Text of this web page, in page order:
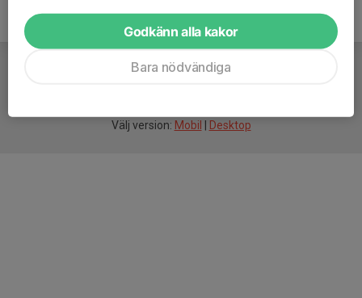
Välj version: Mobil Desktop
Godkänn alla kakor
Bara nödvändiga